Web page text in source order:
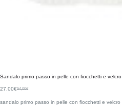
Sandalo primo passo in pelle con fiocchetti e velcro
54,00€
27,00€
sandalo primo passo in pelle con fiocchetti e velcro